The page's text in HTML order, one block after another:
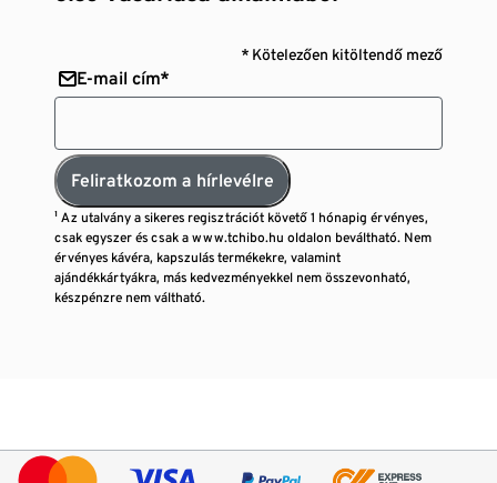
* Kötelezően kitöltendő mező
E-mail cím*
Feliratkozom a hírlevélre
¹ Az utalvány a sikeres regisztrációt követő 1 hónapig érvényes,
csak egyszer és csak a www.tchibo.hu oldalon beváltható. Nem
érvényes kávéra, kapszulás termékekre, valamint
ajándékkártyákra, más kedvezményekkel nem összevonható,
készpénzre nem váltható.